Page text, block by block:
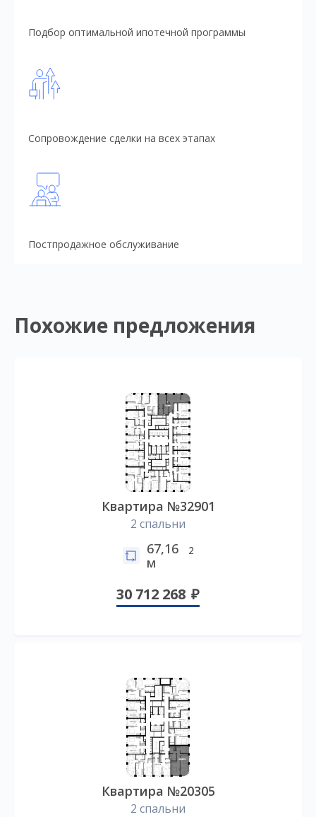
Подбор оптимальной ипотечной программы
Сопровождение сделки на всех этапах
Постпродажное обслуживание
Похожие предложения
Квартира №32901
2 спальни
67,16
м
2
30 712 268
Квартира №20305
2 спальни